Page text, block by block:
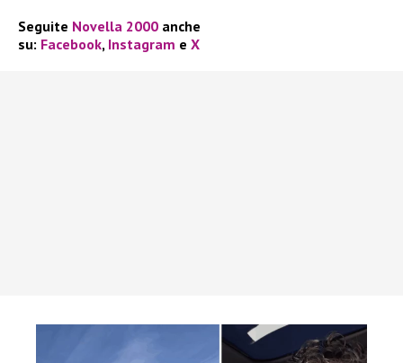
Seguite Novella 2000 anche
su: Facebook, Instagram e X